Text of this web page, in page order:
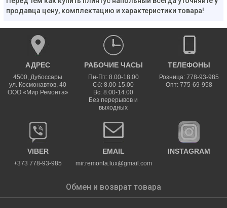
продавца цену, комплектацию и характеристики товара!
АДРЕС
4500,Дубоссары
ул. Космонавтов, 40
ООО «Мир Ремонта»
РАБОЧИЕ ЧАСЫ
Пн-Пт: 8.00-18.00
Сб: 8.00-15.00
Вс: 8.00-14.00
Без перерывов и
выходных
ТЕЛЕФОНЫ
Розница: 778-93-985
Опт: 775-69-958
VIBER
+373 778-93-985
EMAIL
mir.remonta.lux@gmail.com
INSTAGRAM
Обмен и возврат товара